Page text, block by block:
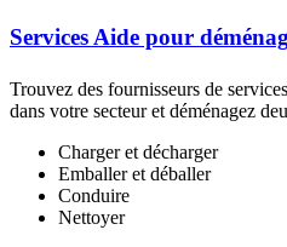
Services Aide pour
Trouvez des fournisseurs de
dans votre secteur et déménagez
Charger et décharger
Emballer et déballer
Conduire
Nettoyer